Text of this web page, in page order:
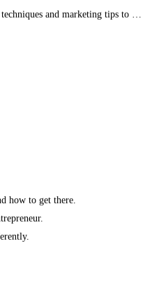
and marketing tips to …
how to get there.